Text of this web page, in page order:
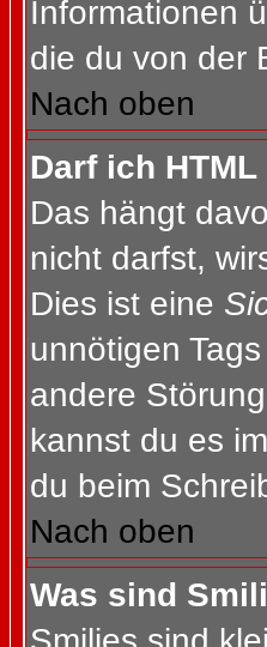
Informationen
die du von der
Nach oben
Darf ich
Das hängt
nicht darfst,
Dies ist eine
unnötigen
andere
kannst du es
du beim
Nach oben
Was sind